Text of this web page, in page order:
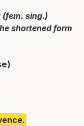
sing.)
shortened form